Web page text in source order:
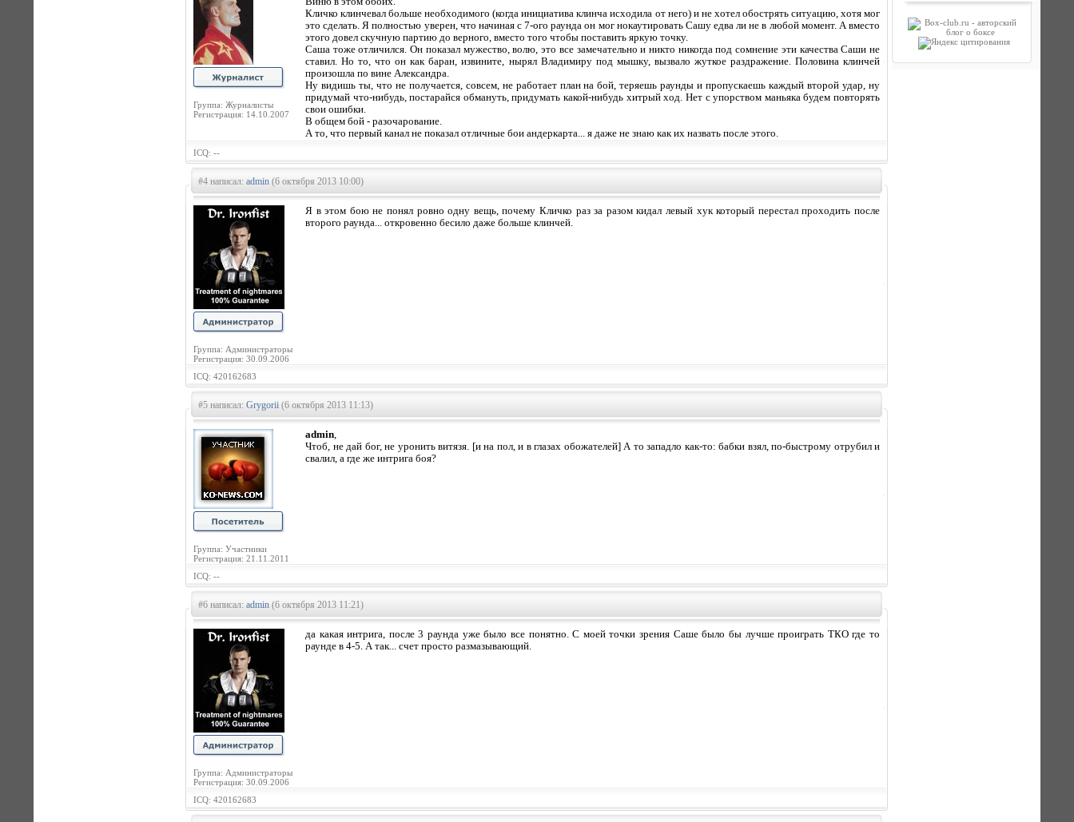
Группа: Журналисты
Регистрация: 14.10.2007
Кличко клинчевал больше необходимого (когда инициатива клинча исходила от него) и не хотел обострять ситуацию, хотя мог
это сделать. Я полностью уверен, что начиная с 7-ого раунда он мог нокаутировать Сашу едва ли не в любой момент. А вместо
этого довел скучную партию до верного, вместо того чтобы поставить яркую точку.
Саша тоже отличился. Он показал мужество, волю, это все замечательно и никто никогда под сомнение эти качества Саши не
ставил. Но то, что он как баран, извините, нырял Владимиру под мышку, вызвало жуткое раздражение. Половина клинчей
произошла по вине Александра.
Ну видишь ты, что не получается, совсем, не работает план на бой, теряешь раунды и пропускаешь каждый второй удар, ну
придумай что-нибудь, постарайся обмануть, придумать какой-нибудь хитрый ход. Нет с упорством маньяка будем повторять
свои ошибки.
В общем бой - разочарование.
А то, что первый канал не показал отличные бои андеркарта... я даже не знаю как их назвать после этого.
ICQ: --
#4 написал: admin (6 октября 2013 10:00)
Группа: Администраторы
Регистрация: 30.09.2006
Я в этом бою не понял ровно одну вещь, почему Кличко раз за разом кидал левый хук который перестал проходить после
второго раунда... откровенно бесило даже больше клинчей.
ICQ: 420162683
#5 написал: Grygorii (6 октября 2013 11:13)
Группа: Участники
Регистрация: 21.11.2011
admin,
Чтоб, не дай бог, не уронить витязя. [и на пол, и в глазах обожателей] А то западло как-то: бабки взял, по-быстрому отрубил и
свалил, а где же интрига боя?
ICQ: --
#6 написал: admin (6 октября 2013 11:21)
Группа: Администраторы
Регистрация: 30.09.2006
да какая интрига, после 3 раунда уже было все понятно. С моей точки зрения Саше было бы лучше проиграть ТКО где то
раунде в 4-5. А так... счет просто размазывающий.
ICQ: 420162683